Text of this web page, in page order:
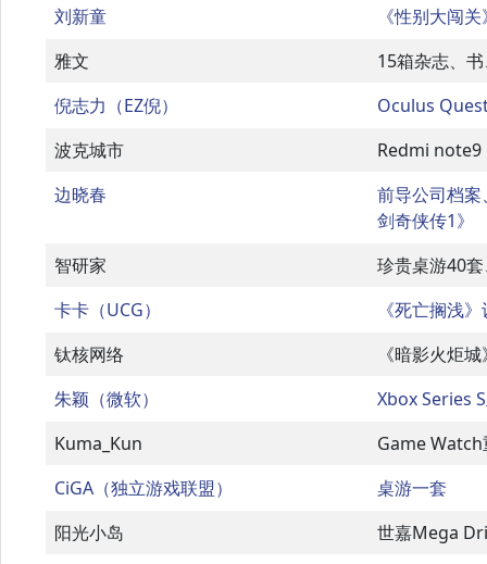
刘新童
《性别大闯
雅文
15箱杂志、
倪志力（EZ倪）
Oculus
波克城市
Redmi note9
边晓春
前导公司档
剑奇侠传1》
智研家
珍贵桌游40
卡卡（UCG）
《死亡搁浅
钛核网络
《暗影火炬
朱颖（微软）
Xbox Series
Kuma_Kun
Game Watch
CiGA（独立游戏联盟）
桌游一套
阳光小岛
世嘉Mega